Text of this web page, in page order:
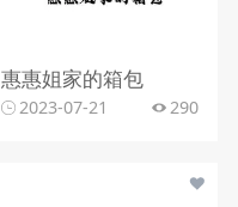
惠惠姐家的箱包
2023-07-21 290